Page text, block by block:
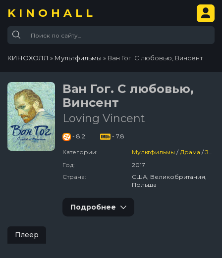
KINOHALL
КИНОХОЛЛ » Мультфильмы » Ван Гог. С любовью, Винсент
Ван Гог. С любовью,
Винсент
Loving Vincent
- 8.2 - 7.8
Категории: Мультфильмы /Драма /Зарубежный
Год:
2017
Страна:
США, Великобритания,
Польша
Подробнее
Плеер